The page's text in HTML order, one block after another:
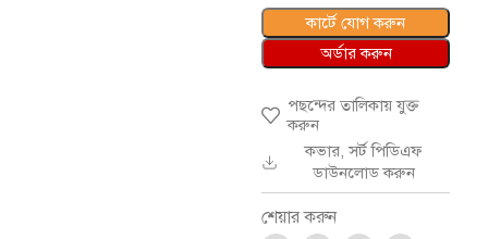
কার্টে যোগ করুন
অর্ডার করুন
পছন্দের তালিকায় যুক্ত
করুন
কভার, সর্ট পিডিএফ
ডাউনলোড করুন
শেয়ার করুন